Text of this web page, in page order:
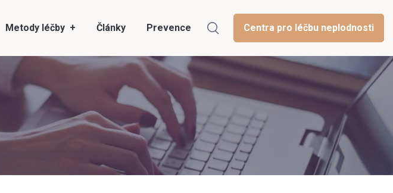
Metody léčby Články Prevence Centra pro léčbu neplodnosti